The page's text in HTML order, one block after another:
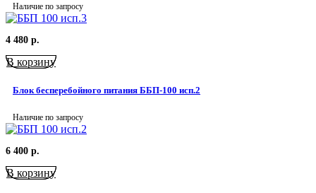
Наличие по запросу
4 480 р.
В корзину
Блок бесперебойного питания ББП-100 исп.2
Наличие по запросу
6 400 р.
В корзину